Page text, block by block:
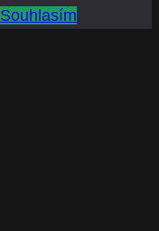
Souhlasím